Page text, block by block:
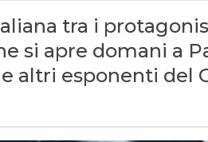
tra i
si apre domani a
altri esponenti del